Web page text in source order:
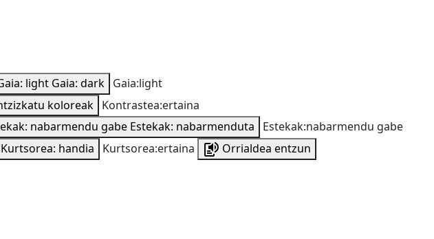
light Gaia: dark Gaia:light
koloreak Kontrastea:ertaina
nabarmendu gabe Estekak: nabarmenduta
Estekak:nabarmendu gabe
Kurtsorea: handia Kurtsorea:ertaina
Orrialdea entzun